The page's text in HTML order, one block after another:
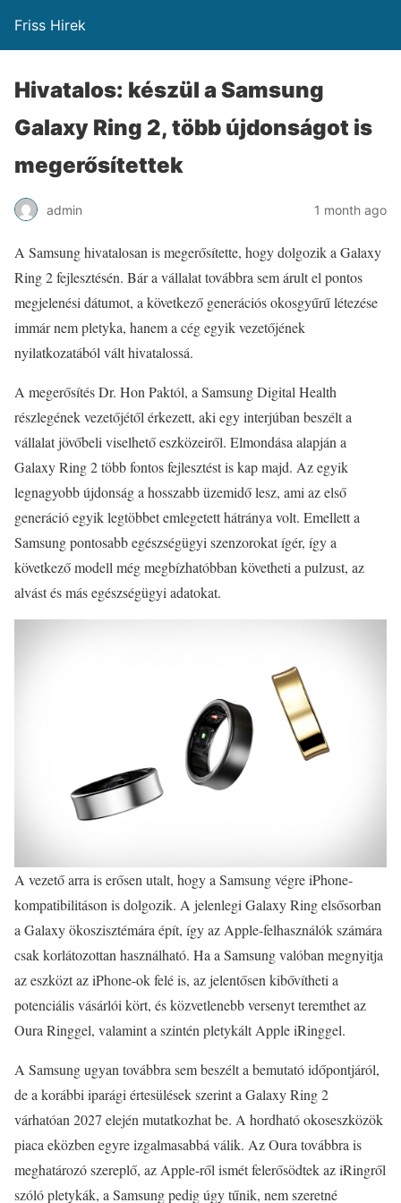
Friss Hirek
Hivatalos: készül a Samsung
Galaxy Ring 2, több újdonságot is
megerősítettek
admin 1 month ago
A Samsung hivatalosan is megerősítette, hogy dolgozik a Galaxy
Ring 2 fejlesztésén. Bár a vállalat továbbra sem árult el pontos
megjelenési dátumot, a következő generációs okosgyűrű létezése
immár nem pletyka, hanem a cég egyik vezetőjének
nyilatkozatából vált hivatalossá.
A megerősítés Dr. Hon Paktól, a Samsung Digital Health
részlegének vezetőjétől érkezett, aki egy interjúban beszélt a
vállalat jövőbeli viselhető eszközeiről. Elmondása alapján a
Galaxy Ring 2 több fontos fejlesztést is kap majd. Az egyik
legnagyobb újdonság a hosszabb üzemidő lesz, ami az első
generáció egyik legtöbbet emlegetett hátránya volt. Emellett a
Samsung pontosabb egészségügyi szenzorokat ígér, így a
következő modell még megbízhatóbban követheti a pulzust, az
alvást és más egészségügyi adatokat.
A vezető arra is erősen utalt, hogy a Samsung végre iPhone-
kompatibilitáson is dolgozik. A jelenlegi Galaxy Ring elsősorban
a Galaxy ökoszisztémára épít, így az Apple-felhasználók számára
csak korlátozottan használható. Ha a Samsung valóban megnyitja
az eszközt az iPhone-ok felé is, az jelentősen kibővítheti a
potenciális vásárlói kört, és közvetlenebb versenyt teremthet az
Oura Ringgel, valamint a szintén pletykált Apple iRinggel.
A Samsung ugyan továbbra sem beszélt a bemutató időpontjáról,
de a korábbi iparági értesülések szerint a Galaxy Ring 2
várhatóan 2027 elején mutatkozhat be. A hordható okoseszközök
piaca eközben egyre izgalmasabbá válik. Az Oura továbbra is
meghatározó szereplő, az Apple-ről ismét felerősödtek az iRingről
szóló pletykák, a Samsung pedig úgy tűnik, nem szeretné